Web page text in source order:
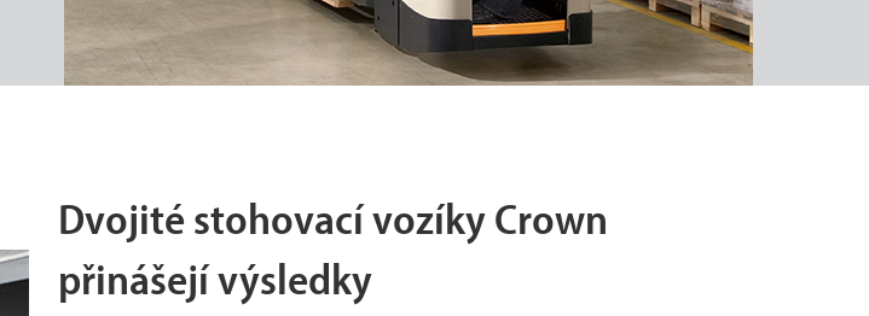
Dvojité stohovací vozíky Crown
přinášejí výsledky